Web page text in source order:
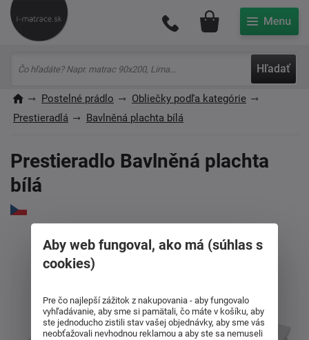
Hľadať
Môj účet
Postelné prádlo
Obliečky podľa kategórie
Prestieradlá
Bavlněná plachta bílá
Prestieradlo Bavlněná plachta
bílá
Aby web fungoval, ako má (súhlas s
cookies)
Pre čo najlepší zážitok z nakupovania - aby fungovalo
vyhľadávanie, aby sme si pamätali, čo máte v košíku, aby
ste jednoducho zistili stav vašej objednávky, aby sme vás
neobťažovali nevhodnou reklamou a aby ste sa nemuseli